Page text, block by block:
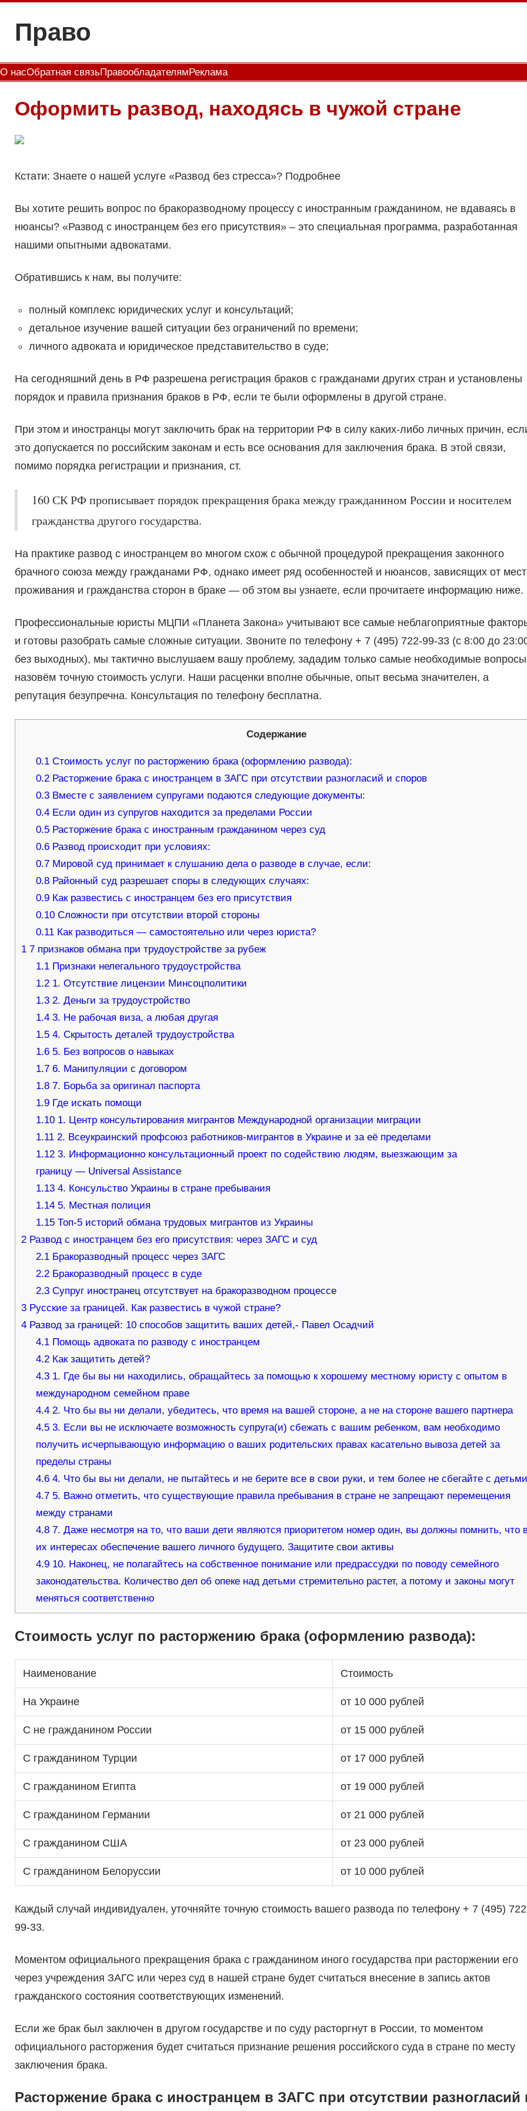
содержимому
Право
О насОбратная связьПравообладателямРеклама
Оформить развод, находясь в чужой стране
Кстати: Знаете о нашей услуге «Развод без стресса»? Подробнее
Вы хотите решить вопрос по бракоразводному процессу с иностранным гражданином, не вдаваясь в
нюансы? «Развод с иностранцем без его присутствия» – это специальная программа, разработанная
нашими опытными адвокатами.
Обратившись к нам, вы получите:
полный комплекс юридических услуг и консультаций;
детальное изучение вашей ситуации без ограничений по времени;
личного адвоката и юридическое представительство в суде;
На сегодняшний день в РФ разрешена регистрация браков с гражданами других стран и установлены
порядок и правила признания браков в РФ, если те были оформлены в другой стране.
При этом и иностранцы могут заключить брак на территории РФ в силу каких-либо личных причин,
это допускается по российским законам и есть все основания для заключения брака. В этой связи,
помимо порядка регистрации и признания, ст.
160 СК РФ прописывает порядок прекращения брака между гражданином России и носителем
гражданства другого государства.
На практике развод с иностранцем во многом схож с обычной процедурой прекращения законного
брачного союза между гражданами РФ, однако имеет ряд особенностей и нюансов, зависящих от
проживания и гражданства сторон в браке — об этом вы узнаете, если прочитаете информацию ниже.
Профессиональные юристы МЦПИ «Планета Закона» учитывают все самые неблагоприятные
и готовы разобрать самые сложные ситуации. Звоните по телефону + 7 (495) 722-99-33 (с 8:00 до
без выходных), мы тактично выслушаем вашу проблему, зададим только самые необходимые
назовём точную стоимость услуги. Наши расценки вполне обычные, опыт весьма значителен, а
репутация безупречна. Консультация по телефону бесплатна.
Содержание
0.1 Стоимость услуг по расторжению брака (оформлению развода):
0.2 Расторжение брака с иностранцем в ЗАГС при отсутствии разногласий и споров
0.3 Вместе с заявлением супругами подаются следующие документы:
0.4 Если один из супругов находится за пределами России
0.5 Расторжение брака с иностранным гражданином через суд
0.6 Развод происходит при условиях:
0.7 Мировой суд принимает к слушанию дела о разводе в случае, если:
0.8 Районный суд разрешает споры в следующих случаях:
0.9 Как развестись с иностранцем без его присутствия
0.10 Сложности при отсутствии второй стороны
0.11 Как разводиться — самостоятельно или через юриста?
17 признаков обмана при трудоустройстве за рубеж
1.1 Признаки нелегального трудоустройства
1.2 1. Отсутствие лицензии Минсоцполитики
1.3 2. Деньги за трудоустройство
1.4 3. Не рабочая виза, а любая другая
1.5 4. Скрытость деталей трудоустройства
1.6 5. Без вопросов о навыках
1.7 6. Манипуляции с договором
1.8 7. Борьба за оригинал паспорта
1.9 Где искать помощи
1.10 1. Центр консультирования мигрантов Международной организации миграции
1.11 2. Всеукраинский профсоюз работников-мигрантов в Украине и за её пределами
1.12 3. Информационно консультационный проект по содействию людям, выезжающим за
границу — Universal Assistance
1.13 4. Консульство Украины в стране пребывания
1.14 5. Местная полиция
1.15 Топ-5 историй обмана трудовых мигрантов из Украины
2Развод с иностранцем без его присутствия: через ЗАГС и суд
2.1 Бракоразводный процесс через ЗАГС
2.2 Бракоразводный процесс в суде
2.3 Супруг иностранец отсутствует на бракоразводном процессе
3Русские за границей. Как развестись в чужой стране?
4Развод за границей: 10 способов защитить ваших детей,- Павел Осадчий
4.1 Помощь адвоката по разводу с иностранцем
4.2 Как защитить детей?
4.3 1. Где бы вы ни находились, обращайтесь за помощью к хорошему местному юристу с опытом в
международном семейном праве
4.4 2. Что бы вы ни делали, убедитесь, что время на вашей стороне, а не на стороне вашего партнера
4.5 3. Если вы не исключаете возможность супруга(и) сбежать с вашим ребенком, вам необходимо
получить исчерпывающую информацию о ваших родительских правах касательно вывоза детей за
пределы страны
4.6 4. Что бы вы ни делали, не пытайтесь и не берите все в свои руки, и тем более не сбегайте с
4.7 5. Важно отметить, что существующие правила пребывания в стране не запрещают перемещения
между странами
4.8 7. Даже несмотря на то, что ваши дети являются приоритетом номер один, вы должны помнить, что
их интересах обеспечение вашего личного будущего. Защитите свои активы
4.9 10. Наконец, не полагайтесь на собственное понимание или предрассудки по поводу семейного
законодательства. Количество дел об опеке над детьми стремительно растет, а потому и законы могут
меняться соответственно
Стоимость услуг по расторжению брака (оформлению развода):
Наименование Стоимость
На Украине от 10 000 рублей
С не гражданином России от 15 000 рублей
С гражданином Турции от 17 000 рублей
С гражданином Египта от 19 000 рублей
С гражданином Германии от 21 000 рублей
С гражданином США от 23 000 рублей
С гражданином Белоруссии от 10 000 рублей
Каждый случай индивидуален, уточняйте точную стоимость вашего развода по телефону + 7 (495)
99-33.
Моментом официального прекращения брака с гражданином иного государства при расторжении его
через учреждения ЗАГС или через суд в нашей стране будет считаться внесение в запись актов
гражданского состояния соответствующих изменений.
Если же брак был заключен в другом государстве и по суду расторгнут в России, то моментом
официального расторжения будет считаться признание решения российского суда в стране по месту
заключения брака.
Расторжение брака с иностранцем в ЗАГС при отсутствии разногласий